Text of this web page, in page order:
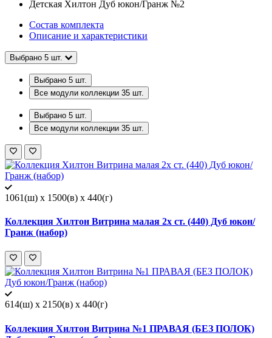
Детская Хилтон Дуб юкон/Гранж №2
Состав комплекта
Описание и характеристики
Выбрано 5 шт.
Выбрано 5 шт.
Все модули коллекции 35 шт.
Выбрано 5 шт.
Все модули коллекции 35 шт.
1061(ш) x 1500(в) x 440(г)
Коллекция Хилтон Витрина малая 2х ст. (440) Дуб юкон/
Гранж (набор)
614(ш) x 2150(в) x 440(г)
Коллекция Хилтон Витрина №1 ПРАВАЯ (БЕЗ ПОЛОК)